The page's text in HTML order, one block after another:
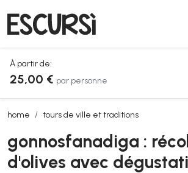
À partir de:
25,00 € par personne
home tours de ville et traditions
gonnosfanadiga : récolte d'olives avec
gonnosfanadiga :
d'olives avec